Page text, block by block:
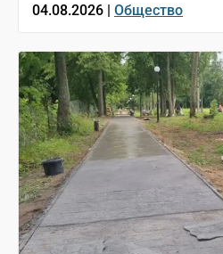
04.08.2026 | Общество